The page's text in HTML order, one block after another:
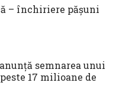
– închiriere pășuni
semnarea unui
17 milioane de